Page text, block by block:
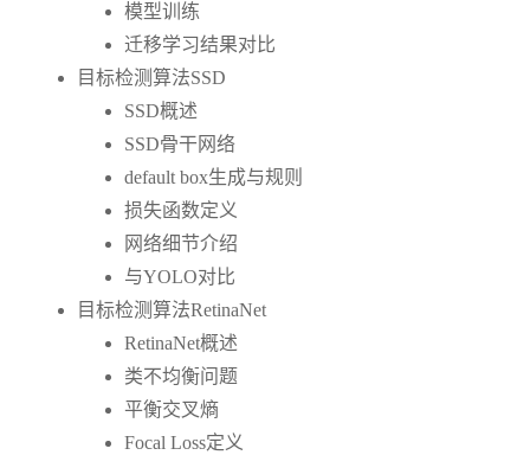
模型训练
迁移学习结果对比
目标检测算法SSD
SSD概述
SSD骨干网络
default box生成与规则
损失函数定义
网络细节介绍
与YOLO对比
目标检测算法RetinaNet
RetinaNet概述
类不均衡问题
平衡交叉熵
Focal Loss定义